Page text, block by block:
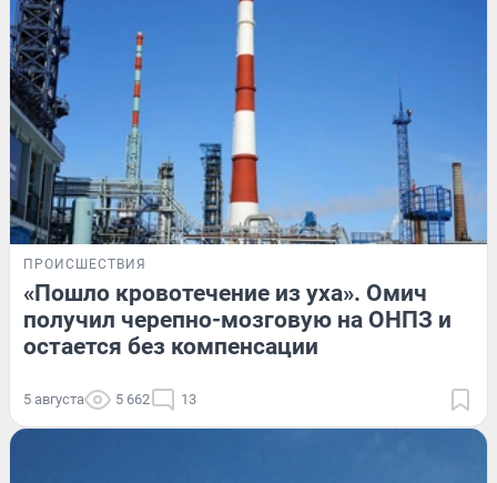
ПРОИСШЕСТВИЯ
«Пошло кровотечение из уха». Омич
получил черепно-мозговую на ОНПЗ и
остается без компенсации
5 августа 5 662 13